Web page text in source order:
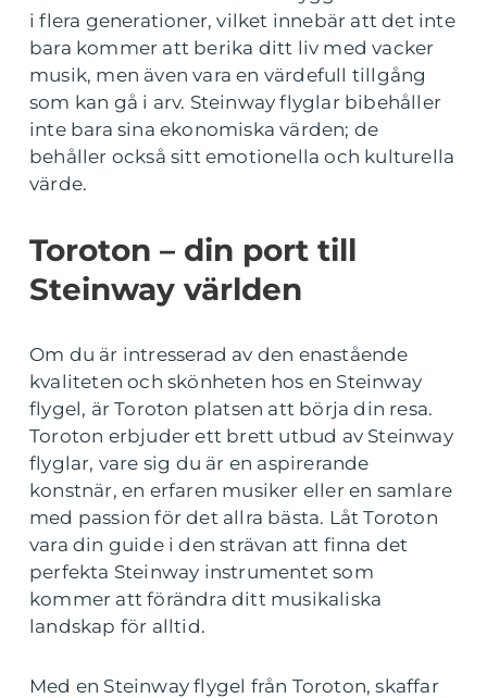
i flera generationer, vilket innebär att det inte
bara kommer att berika ditt liv med vacker
musik, men även vara en värdefull tillgång
som kan gå i arv. Steinway flyglar bibehåller
inte bara sina ekonomiska värden; de
behåller också sitt emotionella och kulturella
värde.
Toroton – din port till
Steinway världen
Om du är intresserad av den enastående
kvaliteten och skönheten hos en Steinway
flygel, är Toroton platsen att börja din resa.
Toroton erbjuder ett brett utbud av Steinway
flyglar, vare sig du är en aspirerande
konstnär, en erfaren musiker eller en samlare
med passion för det allra bästa. Låt Toroton
vara din guide i den strävan att finna det
perfekta Steinway instrumentet som
kommer att förändra ditt musikaliska
landskap för alltid.
Med en Steinway flygel från Toroton, skaffar